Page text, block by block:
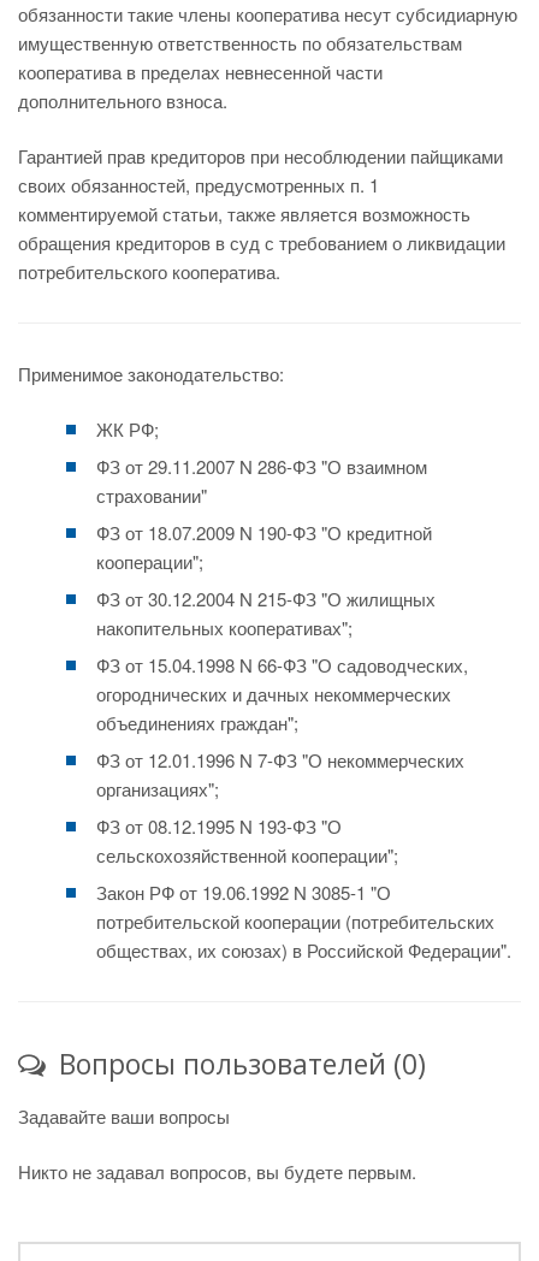
обязанности такие члены кооператива несут субсидиарную
имущественную ответственность по обязательствам
кооператива в пределах невнесенной части
дополнительного взноса.
Гарантией прав кредиторов при несоблюдении пайщиками
своих обязанностей, предусмотренных п. 1
комментируемой статьи, также является возможность
обращения кредиторов в суд с требованием о ликвидации
потребительского кооператива.
Применимое законодательство:
ЖК РФ;
ФЗ от 29.11.2007 N 286-ФЗ "О взаимном
страховании"
ФЗ от 18.07.2009 N 190-ФЗ "О кредитной
кооперации";
ФЗ от 30.12.2004 N 215-ФЗ "О жилищных
накопительных кооперативах";
ФЗ от 15.04.1998 N 66-ФЗ "О садоводческих,
огороднических и дачных некоммерческих
объединениях граждан";
ФЗ от 12.01.1996 N 7-ФЗ "О некоммерческих
организациях";
ФЗ от 08.12.1995 N 193-ФЗ "О
сельскохозяйственной кооперации";
Закон РФ от 19.06.1992 N 3085-1 "О
потребительской кооперации (потребительских
обществах, их союзах) в Российской Федерации".
Вопросы пользователей (0)
Задавайте ваши вопросы
Никто не задавал вопросов, вы будете первым.